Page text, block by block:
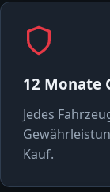
12 Monate
Jedes
Kauf.